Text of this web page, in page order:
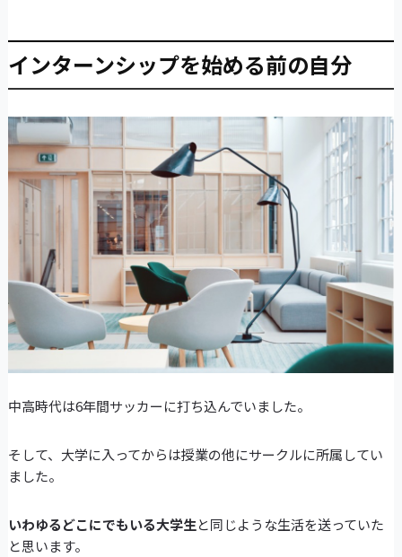
インターンシップを始める前の自分
中高時代は6年間サッカーに打ち込んでいました。
そして、大学に入ってからは授業の他にサークルに所属してい
ました。
いわゆるどこにでもいる大学生と同じような生活を送っていた
と思います。